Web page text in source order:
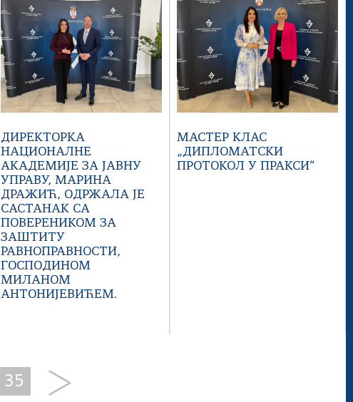
ДИРЕКТОРКА
НАЦИОНАЛНЕ
АКАДЕМИЈЕ ЗА ЈАВНУ
УПРАВУ, МАРИНА
ДРАЖИЋ, ОДРЖАЛА ЈЕ
САСТАНАК СА
ПОВЕРЕНИКОМ ЗА
ЗАШТИТУ
РАВНОПРАВНОСТИ,
ГОСПОДИНОМ
МИЛАНОМ
АНТОНИЈЕВИЋЕМ.
МАСТЕР КЛАС
„ДИПЛОМАТСКИ
ПРОТОКОЛ У ПРАКСИ“
35